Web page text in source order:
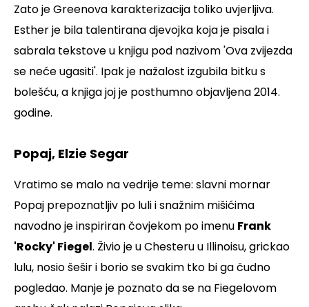
Zato je Greenova karakterizacija toliko uvjerljiva.
Esther je bila talentirana djevojka koja je pisala i
sabrala tekstove u knjigu pod nazivom 'Ova zvijezda
se neće ugasiti'. Ipak je nažalost izgubila bitku s
bolešću, a knjiga joj je posthumno objavljena 2014.
godine.
Popaj, Elzie Segar
Vratimo se malo na vedrije teme: slavni mornar
Popaj prepoznatljiv po luli i snažnim mišićima
navodno je inspiriran čovjekom po imenu Frank
'Rocky' Fiegel. Živio je u Chesteru u Illinoisu, grickao
lulu, nosio šešir i borio se svakim tko bi ga čudno
pogledao. Manje je poznato da se na Fiegelovom